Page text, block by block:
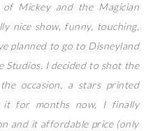
Mickey and the Magician
nice show, funny, touching,
planned to go to Disneyland
Studios. I decided to shot the
occasion, a stars printed
it for months now, I finally
and it affordable price (only